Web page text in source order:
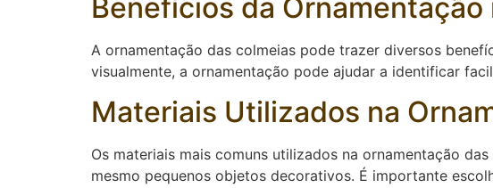
Benefícios da Ornamentação
A ornamentação das colmeias pode trazer diversos
visualmente, a ornamentação pode ajudar a identificar
Materiais Utilizados na
Os materiais mais comuns utilizados na ornamentação
mesmo pequenos objetos decorativos. É importante